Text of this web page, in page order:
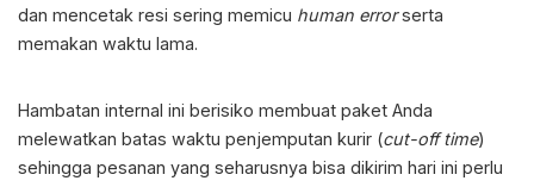
dan mencetak resi sering memicu human errorserta
memakan waktu lama.
Hambatan internal ini berisiko membuat paket Anda
melewatkan batas waktu penjemputan kurir (cut-off time)
sehingga pesanan yang seharusnya bisa dikirim hari ini perlu